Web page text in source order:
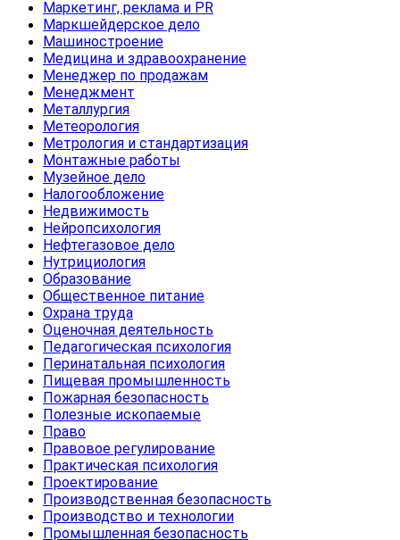
Маркетинг, реклама и PR
Маркшейдерское дело
Машиностроение
Медицина и здравоохранение
Менеджер по продажам
Менеджмент
Металлургия
Метеорология
Метрология и стандартизация
Монтажные работы
Музейное дело
Налогообложение
Недвижимость
Нейропсихология
Нефтегазовое дело
Нутрициология
Образование
Общественное питание
Охрана труда
Оценочная деятельность
Педагогическая психология
Перинатальная психология
Пищевая промышленность
Пожарная безопасность
Полезные ископаемые
Право
Правовое регулирование
Практическая психология
Проектирование
Производственная безопасность
Производство и технологии
Промышленная безопасность